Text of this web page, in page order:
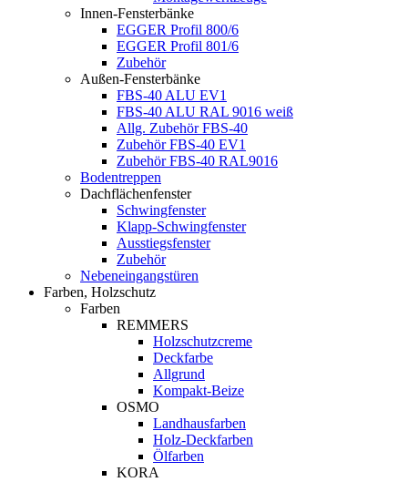
Innen-Fensterbänke
EGGER Profil 800/6
EGGER Profil 801/6
Zubehör
Außen-Fensterbänke
FBS-40 ALU EV1
FBS-40 ALU RAL 9016 weiß
Allg. Zubehör FBS-40
Zubehör FBS-40 EV1
Zubehör FBS-40 RAL9016
Bodentreppen
Dachflächenfenster
Schwingfenster
Klapp-Schwingfenster
Ausstiegsfenster
Zubehör
Nebeneingangstüren
Farben, Holzschutz
Farben
REMMERS
Holzschutzcreme
Deckfarbe
Allgrund
Kompakt-Beize
OSMO
Landhausfarben
Holz-Deckfarben
Ölfarben
KORA